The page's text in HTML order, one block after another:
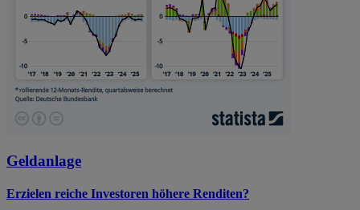
Geldanlage
Erzielen reiche Investoren höhere Renditen?